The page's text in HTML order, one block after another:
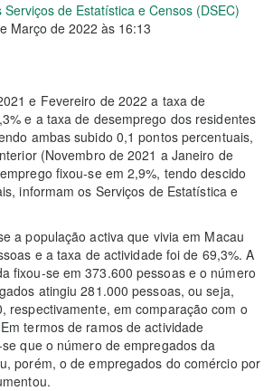
Serviços de Estatística e Censos (DSEC)
Março de 2022 às 16:13
e Fevereiro de 2022 a taxa de
e a taxa de desemprego dos residentes
ambas subido 0,1 pontos percentuais,
(Novembro de 2021 a Janeiro de
fixou-se em 2,9%, tendo descido
informam os Serviços de Estatística e
a população activa que vivia em Macau
e a taxa de actividade foi de 69,3%. A
fixou-se em 373.600 pessoas e o número
atingiu 281.000 pessoas, ou seja,
respectivamente, em comparação com o
termos de ramos de actividade
que o número de empregados da
porém, o de empregados do comércio por